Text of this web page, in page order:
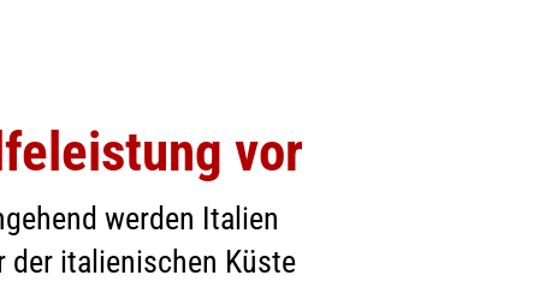
vor
werden Italien
der italienischen Küste